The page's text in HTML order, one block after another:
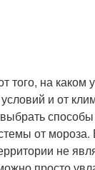
того, на каком
и от
способы
от
не